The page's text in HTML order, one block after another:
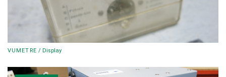
VUMETRE / Display